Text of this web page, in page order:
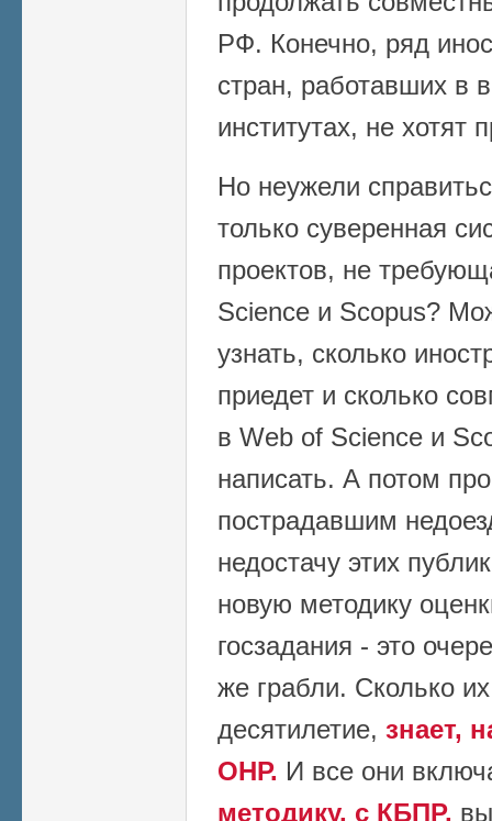
РФ. Конечно, ряд
стран, работавших в
институтах, не хотят
Но неужели
только суверенная
проектов, не
Science и Scopus?
узнать, сколько
приедет и сколько
в Web of Science и
написать. А потом
пострадавшим
недостачу этих
новую методику
госзадания - это
же грабли. Сколько
десятилетие, знает,
ОНР. И все они
методику, с КБПР,